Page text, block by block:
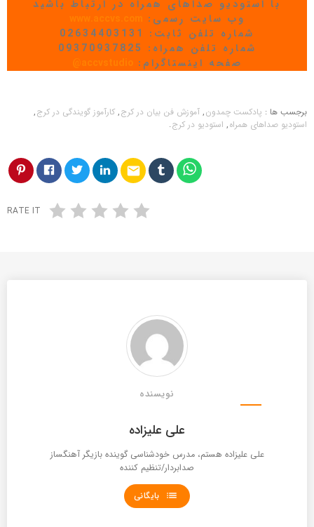
با استودیو صداهای همراه در ارتباط باشید
وب سایت رسمی:
شماره تلفن ثابت: 02634403131
شماره تلفن همراه: 09370937825
صفحه اینستاگرام:
برجسب ها : پادکست چمدون,آموزش فن بیان در کرج,کارآموز گویندگی در کرج,
استودیو صداهای همراه, استودیو در کرج.
email
RATE IT
نویسنده
علی علیزاده
علی علیزاده هستم، مدرس خودشناسی گوینده بازیگر آهنگساز
صدابردار/تنظیم کننده
list بایگانی